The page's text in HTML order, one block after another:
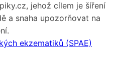
jehož cílem je šíření
a snaha upozorňovat na